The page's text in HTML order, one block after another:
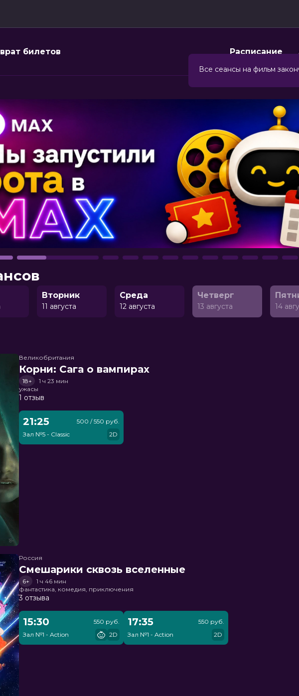
билетов Расписание
Вторник
11 августа
Среда
12 августа
Четверг
13 августа 14
Великобритания
Корни: Сага о вампирах
18+
1 ч 23 мин
ужасы
1 отзыв
21:25
Зал №5 - Classic
500 / 550 руб.
2D
Россия
Смешарики сквозь вселенные
6+
1 ч 46 мин
фантастика, комедия, приключения
3 отзыва
15:30
Зал №1 - Action
550 руб.
2D
17:35
Зал №1 - Action
550 руб.
2D
Все сеансы на фильм